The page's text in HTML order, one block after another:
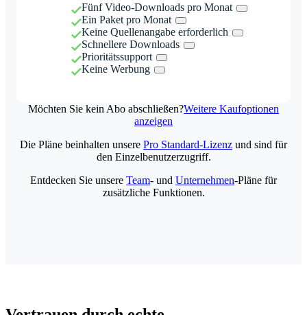
Fünf Video-Downloads pro Monat
Ein Paket pro Monat
Keine Quellenangabe erforderlich
Schnellere Downloads
Prioritätssupport
Keine Werbung
Möchten Sie kein Abo abschließen?Weitere Kaufoptionen
anzeigen
Die Pläne beinhalten unsere Pro Standard-Lizenz und sind für
den Einzelbenutzerzugriff.
Entdecken Sie unsere Team- und Unternehmen-Pläne für
zusätzliche Funktionen.